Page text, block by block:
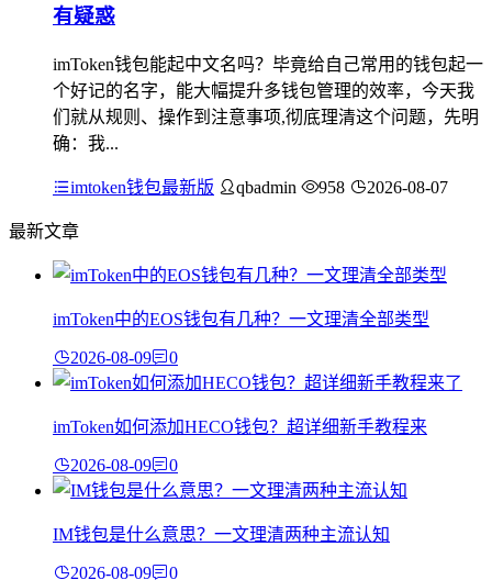
有疑惑
imToken钱包能起中文名吗？毕竟给自己常用的钱包起一
个好记的名字，能大幅提升多钱包管理的效率，今天我
们就从规则、操作到注意事项,彻底理清这个问题，先明
确：我...
imtoken钱包最新版 qbadmin 958 2026-08-07
最新文章
imToken中的EOS钱包有几种？一文理清全部类型
2026-08-09 0
imToken如何添加HECO钱包？超详细新手教程来
2026-08-09 0
IM钱包是什么意思？一文理清两种主流认知
2026-08-09 0